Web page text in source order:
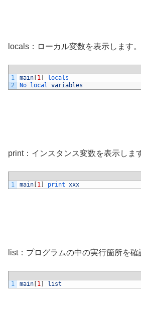
locals：ローカル変数を表示します。
1
2
main 1
locals
No
local variables
print：インスタンス変数を表示しま
1 main 1 print xxx
list：プログラムの中の実行箇所を確
1 main 1 list